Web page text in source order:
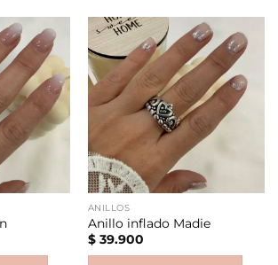
ANILLOS
Anillo inflado Madie
$39.900